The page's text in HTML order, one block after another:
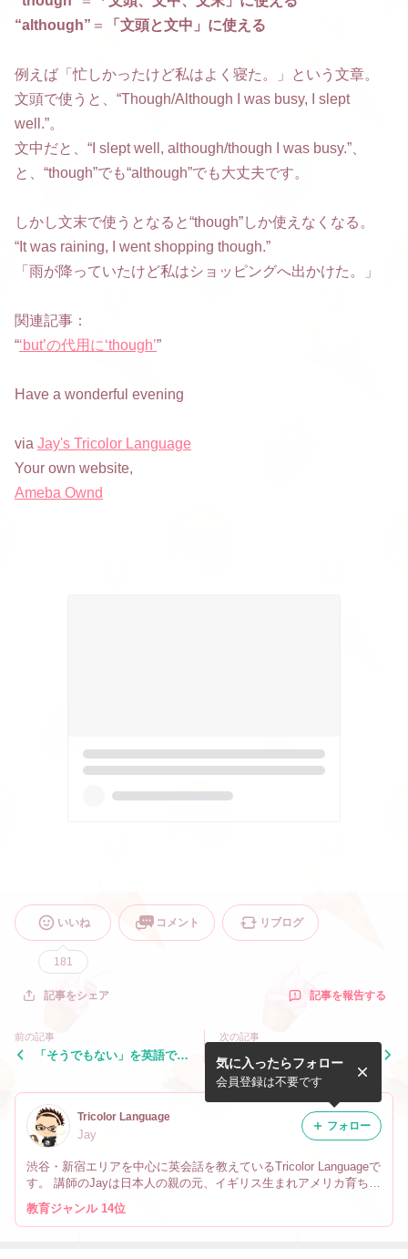
“although” ＝ 「文頭と文中」に使える
例えば「忙しかったけど私はよく寝た。」という文章。
文頭で使うと、“Though/Although I was busy, I slept
well.”。
文中だと、“I slept well, although/though I was busy.”、
と、“though”でも“although”でも大丈夫です。
しかし文末で使うとなると“though”しか使えなくなる。
“It was raining, I went shopping though.”
「雨が降っていたけど私はショッピングへ出かけた。」
関連記事：
“‘but’の代用に‘though’”
Have a wonderful evening
via Jay's Tricolor Language
Your own website,
Ameba Ownd
いいね
181
コメント リブログ
記事をシェア 記事を報告する
前の記事
「そうでもない」を英語で言
次の記事
「モザイクをかける」を英語
で言うと？
Tricolor Language
Jay
渋谷・新宿エリアを中心に英会話を教えているTricolor Languageで
す。 講師のJayは日本人の親の元、イギリス生まれアメリカ育ちで
す。 なので英会話だけでなく、文化や英語の微妙なニュアンスの
違い、海外生活の事も教えています。
気に入ったらフォロー
会員登録は不要です
フォロー
教育ジャンル 14位